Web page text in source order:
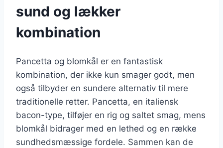
sund og lækker
kombination
Pancetta og blomkål er en fantastisk
kombination, der ikke kun smager godt, men
også tilbyder en sundere alternativ til mere
traditionelle retter. Pancetta, en italiensk
bacon-type, tilføjer en rig og saltet smag, mens
blomkål bidrager med en lethed og en række
sundhedsmæssige fordele. Sammen kan de